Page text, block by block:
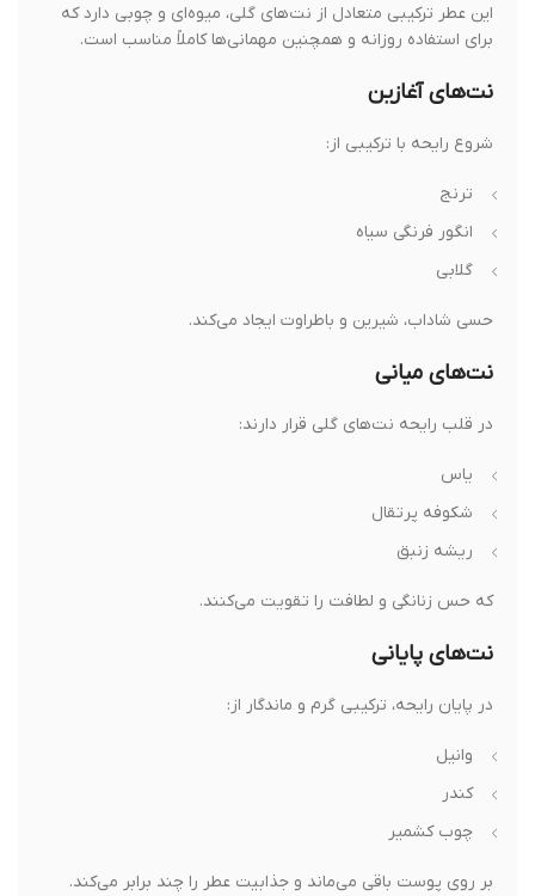
این عطر ترکیبی متعادل از نت‌های گلی، میوه‌ای و چوبی دارد که
برای استفاده روزانه و همچنین مهمانی‌ها کاملاً مناسب است.
نت‌های آغازین
شروع رایحه با ترکیبی از:
ترنج
انگور فرنگی سیاه
گلابی
حسی شاداب، شیرین و باطراوت ایجاد می‌کند.
نت‌های میانی
در قلب رایحه نت‌های گلی قرار دارند:
یاس
شکوفه پرتقال
ریشه زنبق
که حس زنانگی و لطافت را تقویت می‌کنند.
نت‌های پایانی
در پایان رایحه، ترکیبی گرم و ماندگار از:
وانیل
کندر
چوب کشمیر
بر روی پوست باقی می‌ماند و جذابیت عطر را چند برابر می‌کند.